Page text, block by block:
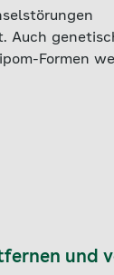
Auch
Formen
und